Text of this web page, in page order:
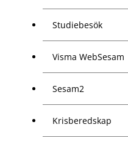
Studiebesök
Visma WebSesam
Sesam2
Krisberedskap